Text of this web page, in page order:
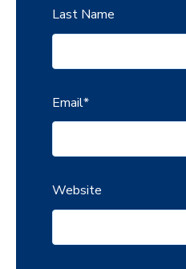
Last Name
Email*
Website